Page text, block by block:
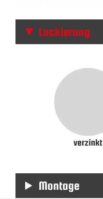
Lackierung
verzinkt
Montage